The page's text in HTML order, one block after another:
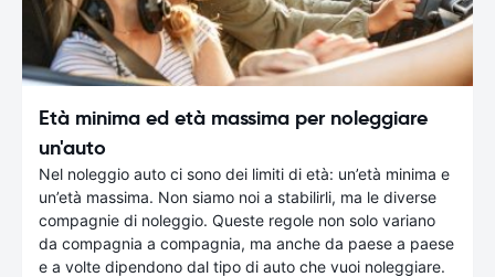
Età minima ed età massima per noleggiare
un'auto
Nel noleggio auto ci sono dei limiti di età: un’età minima e
un’età massima. Non siamo noi a stabilirli, ma le diverse
compagnie di noleggio. Queste regole non solo variano
da compagnia a compagnia, ma anche da paese a paese
e a volte dipendono dal tipo di auto che vuoi noleggiare.